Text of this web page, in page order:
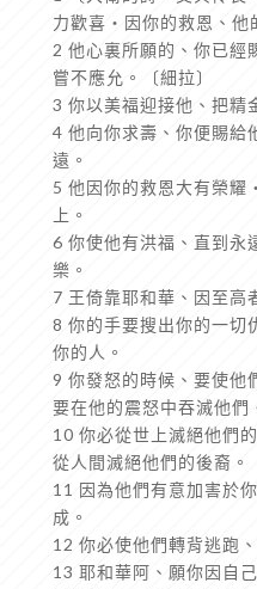
力歡喜‧因你的救恩、他
2 他心裏所願的、你已
嘗不應允。〔細拉〕
3 你以美福迎接他、把精
4 他向你求壽、你便賜給
遠。
5 他因你的救恩大有榮
上。
6 你使他有洪福、直到
樂。
7 王倚靠耶和華、因至高
8 你的手要搜出你的一
你的人。
9 你發怒的時候、要使
要在他的震怒中吞滅他
10 你必從世上滅絕他們
從人間滅絕他們的後裔。
11 因為他們有意加害於
成。
12 你必使他們轉背逃跑
13 耶和華阿、願你因自